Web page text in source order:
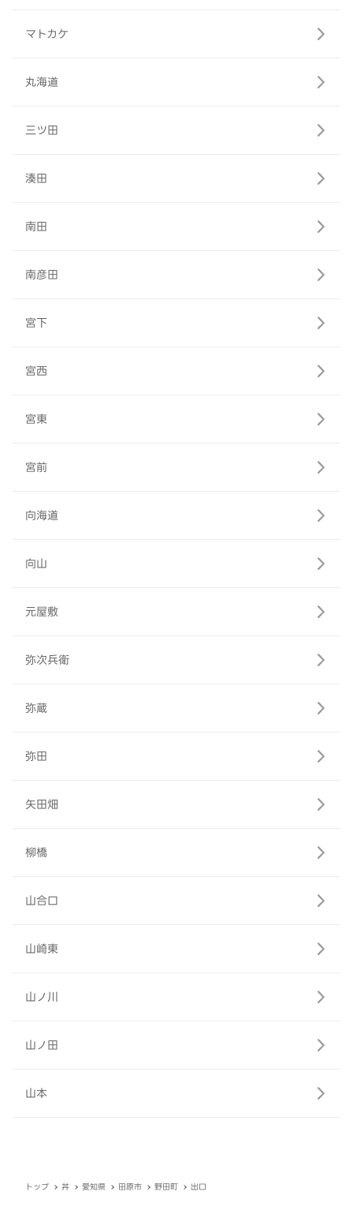
マトカケ
丸海道
三ツ田
湊田
南田
南彦田
宮下
宮西
宮東
宮前
向海道
向山
元屋敷
弥次兵衛
弥蔵
弥田
矢田畑
柳橋
山合口
山崎東
山ノ川
山ノ田
山本
トップ 丼 愛知県 田原市 野田町 出口